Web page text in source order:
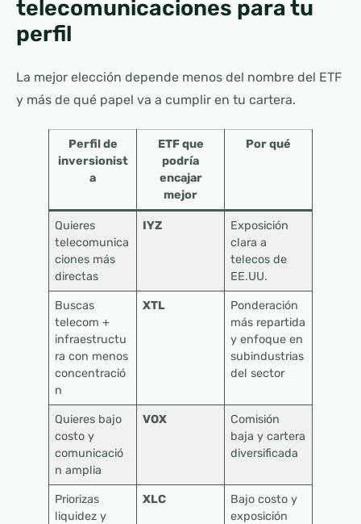
telecomunicaciones para tu
perfil
La mejor elección depende menos del nombre del ETF
y más de qué papel va a cumplir en tu cartera.
Perfil de
inversionist
a
ETF que
podría
encajar
mejor
Por qué
Quieres
telecomunica
ciones más
directas
IYZ
Exposición
clara a
telecos de
EE.UU.
Buscas
telecom +
infraestructu
ra con menos
concentració
n
XTL
Ponderación
más repartida
y enfoque en
subindustrias
del sector
Quieres bajo
costo y
comunicació
n amplia
VOX
Comisión
baja y cartera
diversificada
Priorizas
liquidez y
XLC
Bajo costo y
exposición